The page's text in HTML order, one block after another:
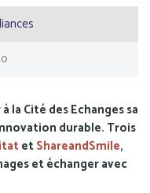
la Cité des Echanges sa
durable. Trois
etShareandSmile,
et échanger avec